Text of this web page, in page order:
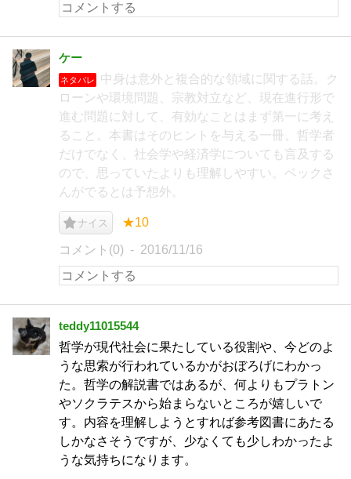
ケー
ネタバレ
中身は意外と複合的な領域に関する話。ク
ローンや環境問題、宗教対立など、現在進行形で
進む問題に対して、有効なことはまず第一に考え
ること。本書はそのヒントを与える一冊。哲学者
だけでなく、社会学や経済学についても言及する
ので、思っていたよりも理解しやすい。ベックさ
んがでるとは予想外。
ナイス ★10
コメント(0) 2016/11/16
teddy11015544
哲学が現代社会に果たしている役割や、今どのよ
うな思索が行われているかがおぼろげにわかっ
た。哲学の解説書ではあるが、何よりもプラトン
やソクラテスから始まらないところが嬉しいで
す。内容を理解しようとすれば参考図書にあたる
しかなさそうですが、少なくても少しわかったよ
うな気持ちになります。